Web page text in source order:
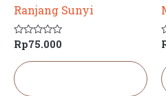
Ranjang Sunyi
Dinilai
dari
5
Rp75.000
5